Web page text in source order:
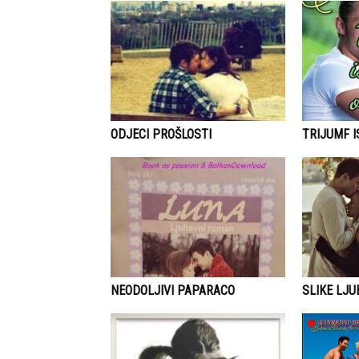
ODJECI PROŠLOSTI TRIJUMF
NEODOLJIVI PAPARACO SLIKE